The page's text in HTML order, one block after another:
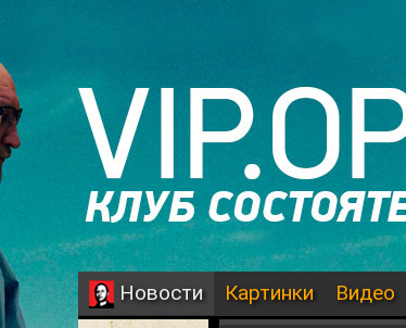
Новости Картинки Видео